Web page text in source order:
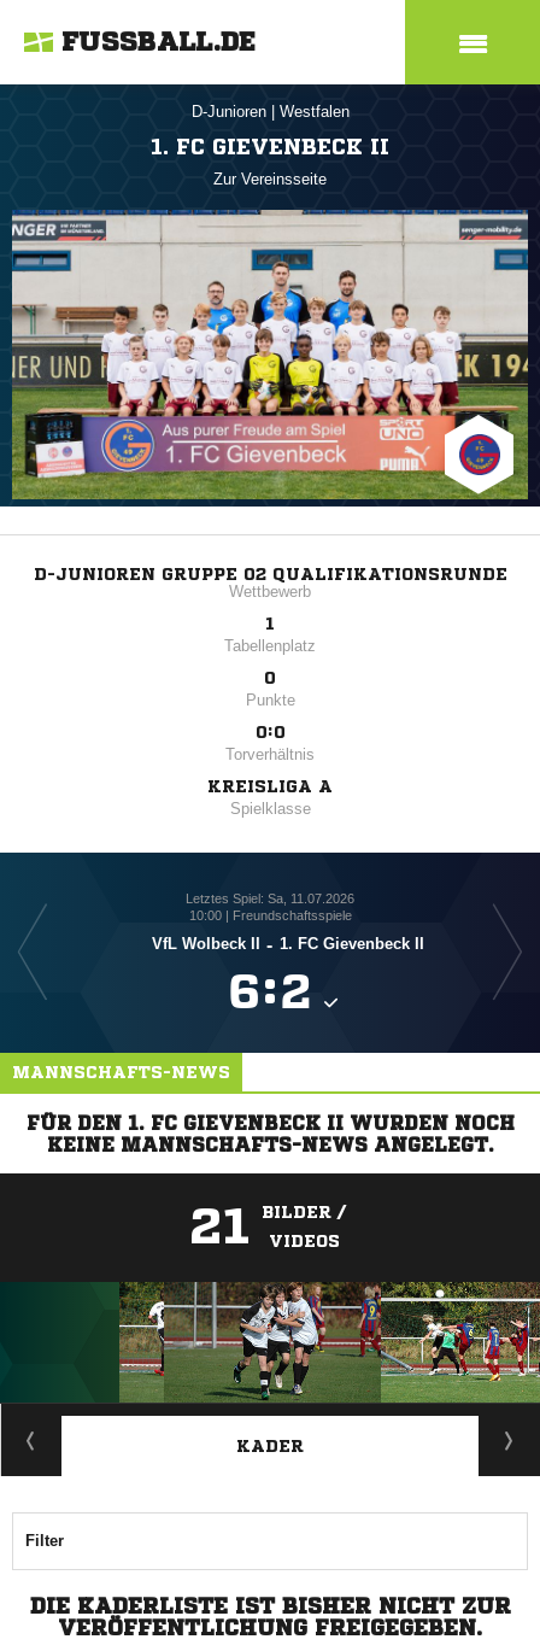
FUSSBALL.DE
D-Junioren Westfalen
1. FC GIEVENBECK II
Zur Vereinsseite
D-JUNIOREN GRUPPE 02 QUALIFIKATIONSRUNDE
Wettbewerb
1
Tabellenplatz
0
Punkte
0:0
Torverhältnis
KREISLIGA A
Spielklasse
Letztes Spiel: Sa, 11.07.2026
10:00 | Freundschaftsspiele
VfL Wolbeck II - 1. FC Gievenbeck II
:
MANNSCHAFTS-NEWS
FÜR DEN 1. FC GIEVENBECK II WURDEN NOCH
KEINE MANNSCHAFTS-NEWS ANGELEGT.
21
BILDER /
VIDEOS
ANZEIGE
KADER
Filter
DIE KADERLISTE IST BISHER NICHT ZUR
VERÖFFENTLICHUNG FREIGEGEBEN.